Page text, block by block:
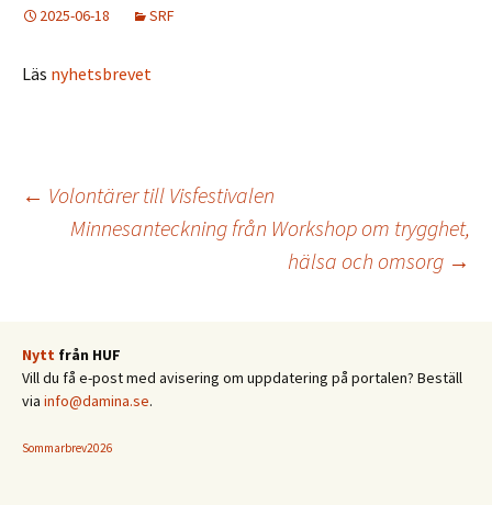
2025-06-18 SRF
Läs nyhetsbrevet
Inläggsnavigering
← Volontärer till Visfestivalen
Minnesanteckning från Workshop om trygghet,
hälsa och omsorg →
Nytt från HUF
Vill du få e-post med avisering om uppdatering på portalen? Beställ
via info@damina.se.
Sommarbrev2026